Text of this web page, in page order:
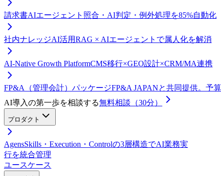
請求書AIエージェント 照合・AI判定・例外処理を85%自動化
社内ナレッジAI活用RAG × AIエージェントで属人化を解消
AI-Native Growth PlatformCMS移行×GEO設計×CRM/MA連携
FP&A（管理会計）パッケージFP&A JAPANと共同提供。予
AI導入の第一歩を相談する無料相談（30分）
プロダクト
AgensSkills・Execution・Controlの3層構造でAI業務実
行を統合管理
ユースケース